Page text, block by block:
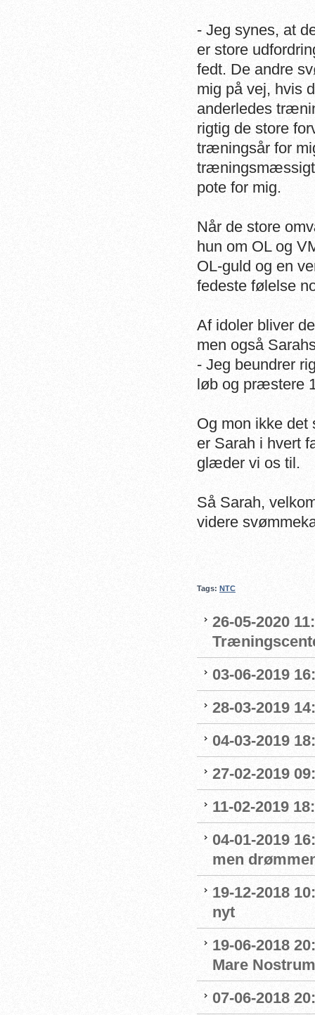
- Jeg synes, at
er store
fedt. De andre
mig på vej, hvis
anderledes
rigtig de store
træningsår for
pote for mig.
Når de store
hun om OL og
OL-guld og en
fedeste følelse
Af idoler bliver
men også
- Jeg beundrer
løb og præstere
Og mon ikke
er Sarah i hvert
glæder vi os til.
Så Sarah,
videre
Tags: NTC
26-05-2020
03-06-2019
28-03-2019
04-03-2019
27-02-2019
11-02-2019
04-01-2019
men
19-12-2018
nyt
19-06-2018
Mare Nostrum
07-06-2018